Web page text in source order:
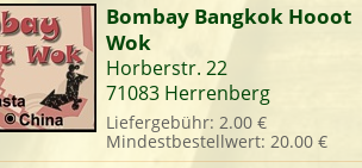
Bombay Bangkok Hooot
Wok
Horberstr. 22
71083 Herrenberg
Liefergebühr: 2.00 €
Mindestbestellwert: 20.00 €